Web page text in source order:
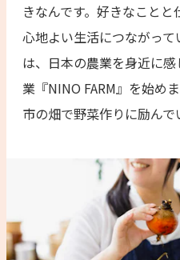
きなんです。好きなこと
心地よい生活につながっ
は、日本の農業を身近に
業『NINO FARM』を始め
市の畑で野菜作りに励んで